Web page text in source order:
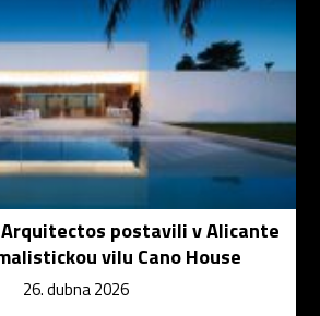
postavili v Alicante
vilu Cano House
26. dubna 2026